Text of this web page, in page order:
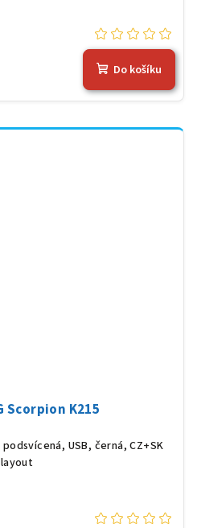
Do košíku
Scorpion K215
USB, černá, CZ+SK
layout